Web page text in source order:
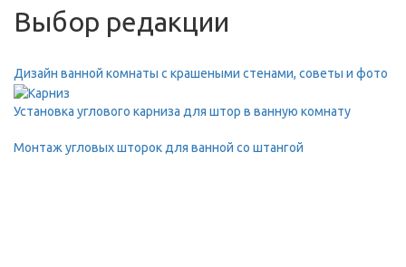
Выбор редакции
Дизайн ванной комнаты с крашеными стенами, советы и фото
Установка углового карниза для штор в ванную комнату
Монтаж угловых шторок для ванной со штангой